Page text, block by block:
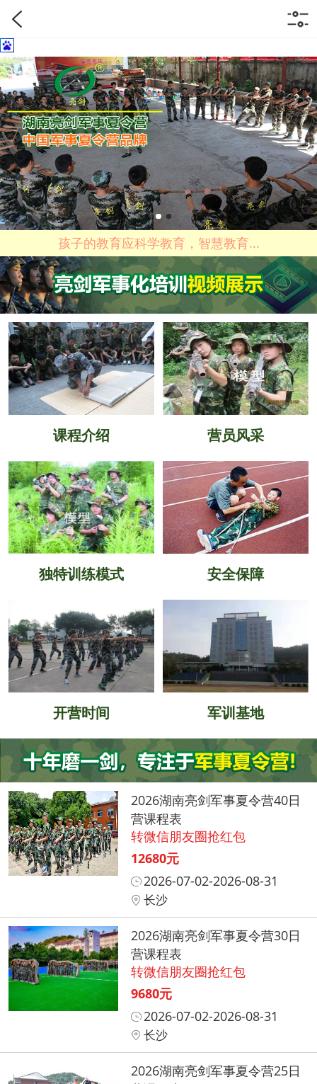
四个时间千万不要批评孩子！长
课程介绍 营员风采
独特训练模式 安全保障
开营时间 军训基地
2026湖南亮剑军事夏令营40日
营课程表
转微信朋友圈抢红包
12680元
2026-07-02-2026-08-31
长沙
2026湖南亮剑军事夏令营30日
营课程表
转微信朋友圈抢红包
9680元
2026-07-02-2026-08-31
长沙
2026湖南亮剑军事夏令营25日